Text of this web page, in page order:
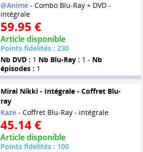
@Anime- Combo Blu-Ray + DVD -
intégrale
59.95 €
Article disponible
Points fidelités : 230
Nb DVD : 1 Nb Blu-Ray : 1 - Nb
épisodes : 1
Mirai Nikki - Intégrale - Coffret Blu-
ray
Kaze- Coffret Blu-Ray - intégrale
45.14 €
Article disponible
Points fidelités : 100